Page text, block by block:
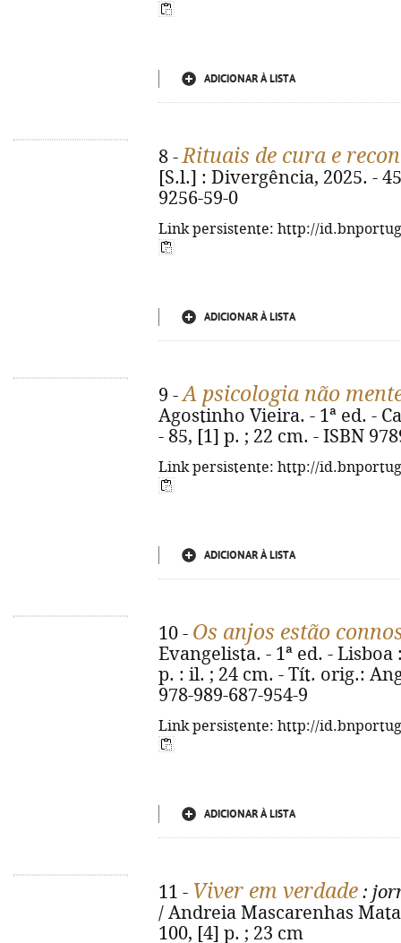
ADICIONAR À LISTA
8 -Rituais de cura e
[S.l.] : Divergência, 2025. -
9256-59-0
Link persistente: http://
ADICIONAR À LISTA
9 -A psicologia não
Agostinho Vieira. - 1ª ed. -
- 85, [1] p. ; 22 cm. - ISBN
Link persistente: http://
ADICIONAR À LISTA
10 - Os anjos estão
Evangelista. - 1ª ed. -
p. : il. ; 24 cm. - Tít. orig.:
978-989-687-954-9
Link persistente: http://
ADICIONAR À LISTA
11 - Viver em verdade :
/ Andreia Mascarenhas
100, [4] p. ; 23 cm